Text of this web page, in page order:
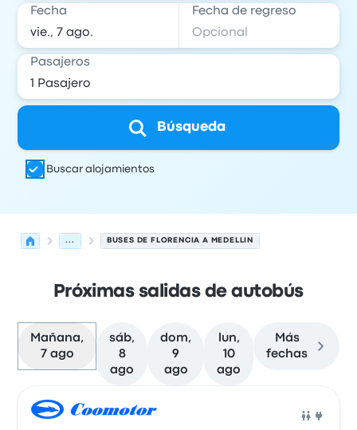
Fecha Fecha de regreso
Pasajeros
Búsqueda
Buscar alojamientos
... BUSES DE FLORENCIA A MEDELLIN
Próximas salidas de autobús
Mañana,
7 ago
sáb,
8
ago
dom,
9
ago
lun,
10
ago
Más
fechas